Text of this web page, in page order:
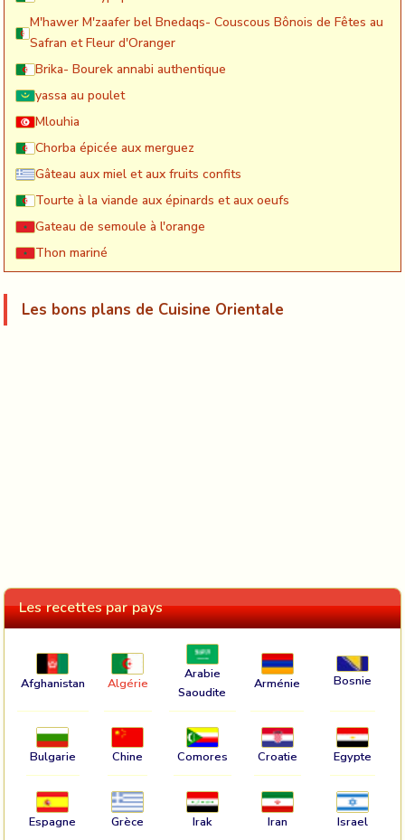
M'hawer M'zaafer bel Bnedaqs- Couscous Bônois de Fêtes au
Safran et Fleur d'Oranger
Brika- Bourek annabi authentique
yassa au poulet
Mlouhia
Chorba épicée aux merguez
Gâteau aux miel et aux fruits confits
Tourte à la viande aux épinards et aux oeufs
Gateau de semoule à l'orange
Thon mariné
Les bons plans de Cuisine Orientale
Les recettes par pays
Afghanistan Algérie
Arabie
Saoudite
Arménie Bosnie
Bulgarie Chine Comores Croatie Egypte
Espagne Grèce Irak Iran Israel